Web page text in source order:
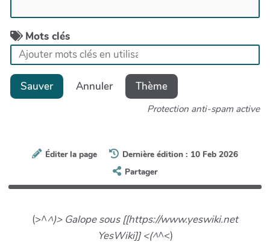
Mots clés
Sauver Annuler Thème
Protection anti-spam active
Éditer la page
Dernière édition : 10 Feb 2026
Partager
(>^^)> Galope sous [[https://www.yeswiki.net
YesWiki]] <(^^<)